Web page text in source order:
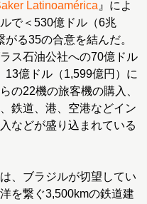
Latinoamérica 』によ
で＜530億ドル（6兆
る35の合意を結んだ。
ス石油公社への70億ドル
13億ドル（1,599億円）に
の22機の旅客機の購入、
鉄道、港、空港などイン
などが盛り込まれている
、ブラジルが切望してい
を繋ぐ3,500kmの鉄道建